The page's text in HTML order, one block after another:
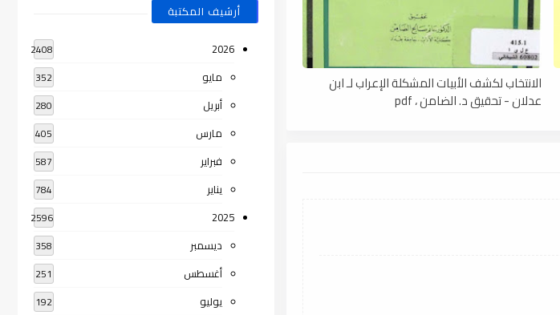
الانتخاب لكشف الأبيات المشكلة الإعراب لـ ابن
عدلان - تحقيق د. الضامن ، pdf
أرشيف المكتبة
2026
2408
مايو 352
أبريل 280
مارس 405
فبراير 587
يناير 784
2025
2596
ديسمبر 358
أغسطس 251
يوليو 192